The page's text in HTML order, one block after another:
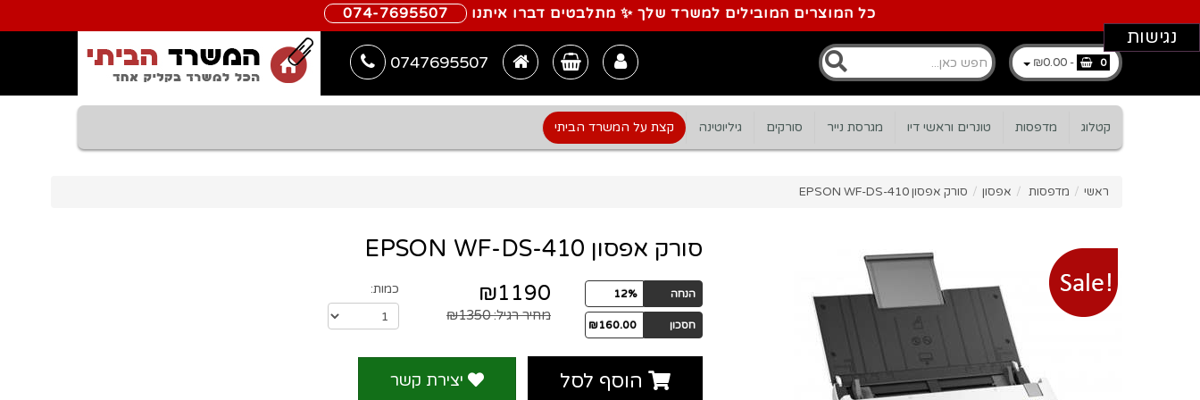
כל המוצרים המובילים למשרד שלך ✨ מתלבטים דברו איתנו 074-7695507
0747695507 0
-
₪0.00
קטלוג מדפסות טונרים וראשי דיו מגרסת נייר סורקים גיליוטינה קצת על המשרד הביתי
ראשי / מדפסות / אפסון / סורק אפסון EPSON WF-DS-410
סורק אפסון EPSON WF-DS-410
הנחה 12%
חסכון ₪160.00
₪1190
מחיר רגיל:₪1350
כמות:
הוסף לסל יצירת קשר
נגישות